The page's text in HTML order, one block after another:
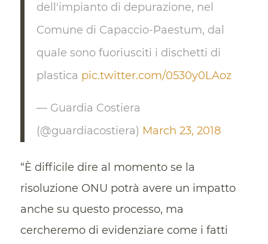
dell'impianto di depurazione, nel
Comune di Capaccio-Paestum, dal
quale sono fuoriusciti i dischetti di
plastica pic.twitter.com/0530y0LAoz
— Guardia Costiera
(@guardiacostiera) March 23, 2018
“È difficile dire al momento se la
risoluzione ONU potrà avere un impatto
anche su questo processo, ma
cercheremo di evidenziare come i fatti